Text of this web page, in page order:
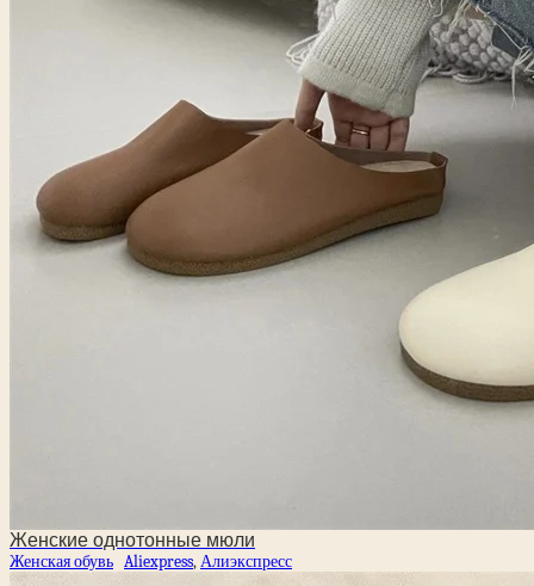
Женские однотонные мюли
Женская обувь Aliexpress,Алиэкспресс